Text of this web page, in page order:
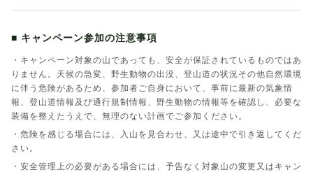
■ キャンペーン参加の注意事項
・キャンペーン対象の山であっても、安全が保証されているものではあ
りません。天候の急変、野生動物の出没、登山道の状況その他自然環境
に伴う危険があるため、参加者ご自身において、事前に最新の気象情
報、登山道情報及び通行規制情報、野生動物の情報等を確認し、必要な
装備を整えたうえで、無理のない計画でご参加ください。
・危険を感じる場合には、入山を見合わせ、又は途中で引き返してくだ
さい。
・安全管理上の必要がある場合には、予告なく対象山の変更又はキャン